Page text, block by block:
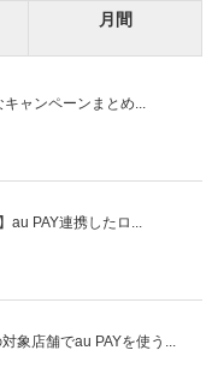
月間
キャンペーンまとめ...
au PAY連携したロ...
象店舗でau PAYを使う...